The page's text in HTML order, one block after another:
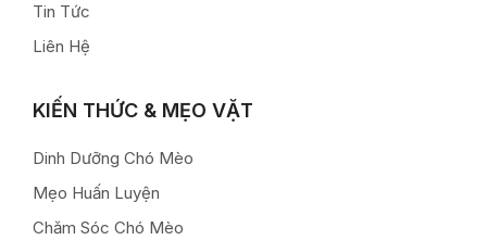
Tin Tức
Liên Hệ
KIẾN THỨC & MẸO VẶT
Dinh Dưỡng Chó Mèo
Mẹo Huấn Luyện
Chăm Sóc Chó Mèo